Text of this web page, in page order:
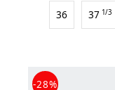
36 37 1/3
-28%